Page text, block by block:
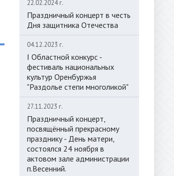
22.02.2024 г.
Праздничный концерт в честь
Дня защитника Отечества
04.12.2023 г.
I Областной конкурс -
фестиваль национальных
культур Оренбуржья
"Раздолье степи многоликой"
27.11.2023 г.
Праздничный концерт,
посвящённый прекрасному
празднику - День матери,
состоялся 24 ноября в
актовом зале администрации
п.Весенний.